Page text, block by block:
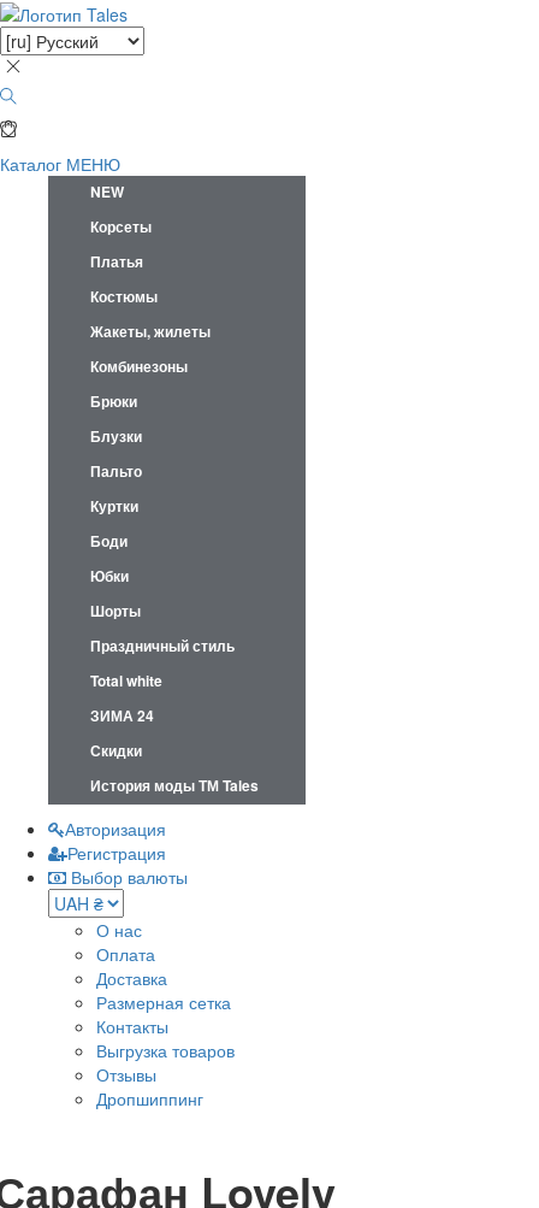
Каталог МЕНЮ
NEW
Корсеты
Платья
Костюмы
Жакеты, жилеты
Комбинезоны
Брюки
Блузки
Пальто
Куртки
Боди
Юбки
Шорты
Праздничный стиль
Total white
ЗИМА 24
Скидки
История моды ТМ Tales
Авторизация
Регистрация
Выбор валюты
О нас
Оплата
Доставка
Размерная сетка
Контакты
Выгрузка товаров
Отзывы
Дропшиппинг
Lovely